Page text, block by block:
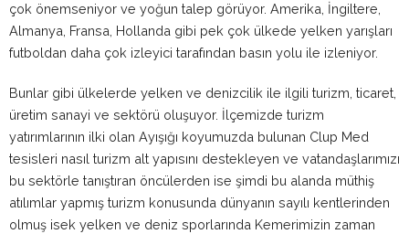
çok önemseniyor ve yoğun talep görüyor. Amerika, İngiltere,
Almanya, Fransa, Hollanda gibi pek çok ülkede yelken yarışları
futboldan daha çok izleyici tarafından basın yolu ile izleniyor.
Bunlar gibi ülkelerde yelken ve denizcilik ile ilgili turizm, ticaret,
üretim sanayi ve sektörü oluşuyor. İlçemizde turizm
yatırımlarının ilki olan Ayışığı koyumuzda bulunan Clup Med
tesisleri nasıl turizm alt yapısını destekleyen ve vatandaşlarımızı
bu sektörle tanıştıran öncülerden ise şimdi bu alanda müthiş
atılımlar yapmış turizm konusunda dünyanın sayılı kentlerinden
olmuş isek yelken ve deniz sporlarında Kemerimizin zaman